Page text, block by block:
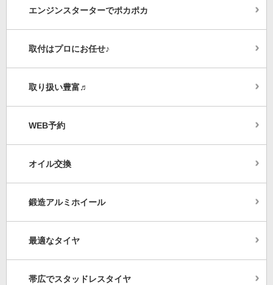
エンジンスターターでポカポカ
取付はプロにお任せ♪
取り扱い豊富♬
WEB予約
オイル交換
鍛造アルミホイール
最適なタイヤ
帯広でスタッドレスタイヤ